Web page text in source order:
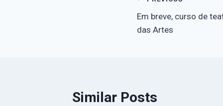
Em breve, curso de
das Artes
Similar Posts